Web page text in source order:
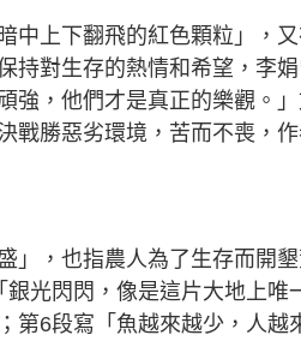
中上下翻飛的紅色顆粒」，
持對生存的熱情和希望，李娟
強，他們才是真正的樂觀。
戰勝惡劣環境，苦而不喪，
」，也指農人為了生存而開
光閃閃，像是這片大地上唯
第6段寫「魚越來越少，人越